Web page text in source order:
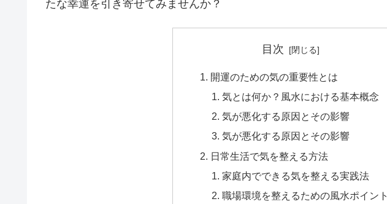
たな幸運を引き寄せてみませんか？
目次
開運のための気の重要性とは
気とは何か？風水における基本概念
気が悪化する原因とその影響
気が悪化する原因とその影響
日常生活で気を整える方法
家庭内でできる気を整える実践法
職場環境を整えるための風水ポイント